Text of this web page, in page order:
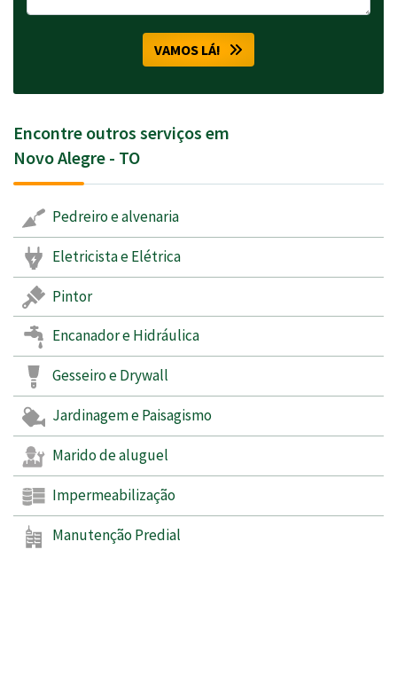
VAMOS LÁ!
Encontre outros serviços em
Novo Alegre - TO
Pedreiro e alvenaria
Eletricista e Elétrica
Pintor
Encanador e Hidráulica
Gesseiro e Drywall
Jardinagem e Paisagismo
Marido de aluguel
Impermeabilização
Manutenção Predial